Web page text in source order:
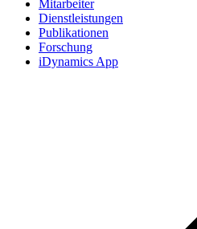
Mitarbeiter
Dienstleistungen
Publikationen
Forschung
iDynamics App